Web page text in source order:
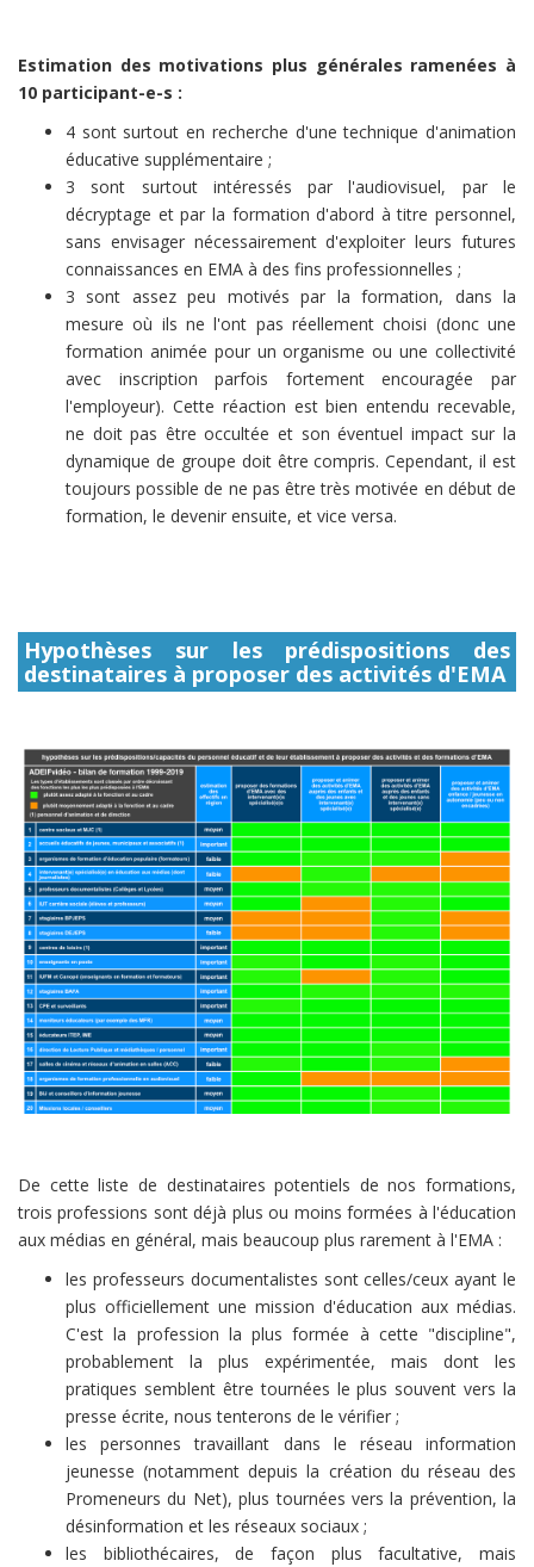
Estimation des motivations plus générales ramenées à
10 participant-e-s :
4 sont surtout en recherche d'une technique d'animation
éducative supplémentaire ;
3 sont surtout intéressés par l'audiovisuel, par le
décryptage et par la formation d'abord à titre personnel,
sans envisager nécessairement d'exploiter leurs futures
connaissances en EMA à des fins professionnelles ;
3 sont assez peu motivés par la formation, dans la
mesure où ils ne l'ont pas réellement choisi (donc une
formation animée pour un organisme ou une collectivité
avec inscription parfois fortement encouragée par
l'employeur). Cette réaction est bien entendu recevable,
ne doit pas être occultée et son éventuel impact sur la
dynamique de groupe doit être compris. Cependant, il est
toujours possible de ne pas être très motivée en début de
formation, le devenir ensuite, et vice versa.
Hypothèses sur les prédispositions des
destinataires à proposer des activités d'EMA
De cette liste de destinataires potentiels de nos formations,
trois professions sont déjà plus ou moins formées à l'éducation
aux médias en général, mais beaucoup plus rarement à l'EMA :
les professeurs documentalistes sont celles/ceux ayant le
plus officiellement une mission d'éducation aux médias.
C'est la profession la plus formée à cette "discipline",
probablement la plus expérimentée, mais dont les
pratiques semblent être tournées le plus souvent vers la
presse écrite, nous tenterons de le vérifier ;
les personnes travaillant dans le réseau information
jeunesse (notamment depuis la création du réseau des
Promeneurs du Net), plus tournées vers la prévention, la
désinformation et les réseaux sociaux ;
les bibliothécaires, de façon plus facultative, mais